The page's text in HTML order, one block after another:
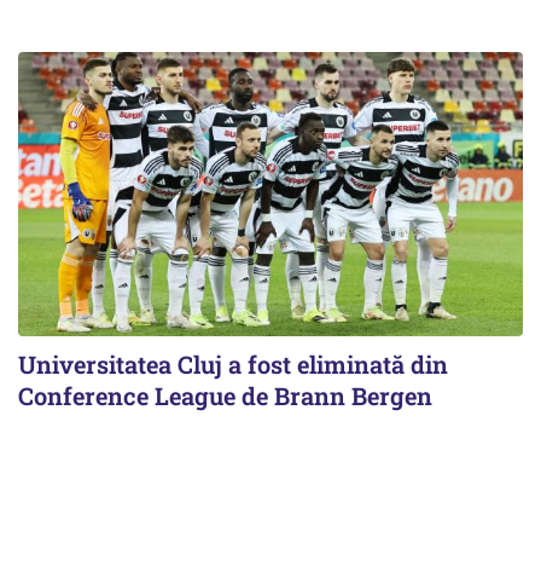
Universitatea Cluj a fost eliminată din
Conference League de Brann Bergen